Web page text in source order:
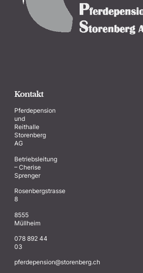
Kontakt
Pferdepension
und
Reithalle
Storenberg
AG
Betriebsleitung
– Cherise
Sprenger
Rosenbergstrasse
8
8555
Müllheim
078 892 44
03
hc.grebnerots
@noisnepedrefp